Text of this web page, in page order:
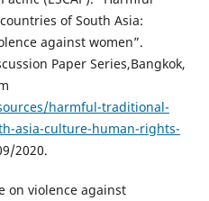
of South Asia:
against women”.
Paper Series,Bangkok,
harmful-traditional-
asia-culture-human-rights-
2020.
on violence against